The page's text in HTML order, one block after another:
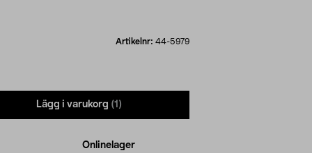
Artikelnr: 44-5979
Lägg i varukorg (1)
Onlinelager